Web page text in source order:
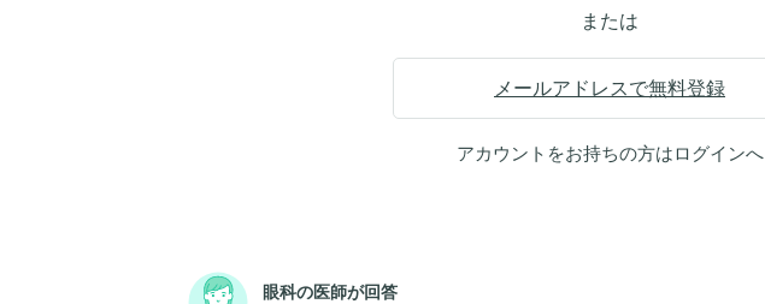
または
メールアドレスで無料登録
アカウントをお持ちの方はログインへ
眼科の医師が回答